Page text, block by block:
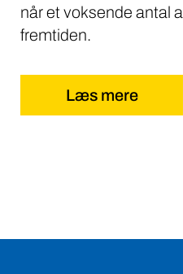
når et voksende antal
fremtiden.
Læs mere